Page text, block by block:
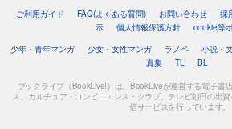
ご利用ガイド FAQ(よくある質問) お問い合わせ 採
示
個人情報保護方針
cookie等
少年・青年マンガ
少女・女性マンガ ラノベ 小説・
真集
TL BL
ブックライブ（BookLive!）は、BookLiveが運営する電子書
ス、カルチュア・コンビニエンス・クラブ、テレビ朝日の出
信サービスを行っています。